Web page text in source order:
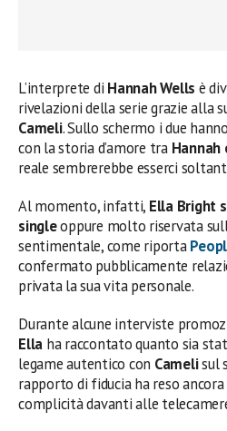
L’interprete di Hannah Wells è
rivelazioni della serie grazie alla
Cameli. Sullo schermo i due
con la storia d’amore tra
reale sembrerebbe esserci
Al momento, infatti, Ella Bright
singleoppure molto riservata
sentimentale, come riporta
confermato pubblicamente
privata la sua vita personale.
Durante alcune interviste
Ella ha raccontato quanto sia
legame autentico con Camelisul
rapporto di fiducia ha reso
complicità davanti alle